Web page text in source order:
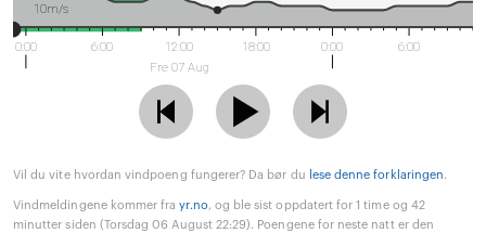
0:00 6:00
12:00
Fre 07 Aug
18:00 0:00 6:00
10m/s
Vil du vite hvordan vindpoeng fungerer? Da bør du lese denne forklaringen.
Vindmeldingene kommer frayr.no, og ble sist oppdatert for 1 time og 42
minutter siden (Torsdag 06 August 22:29). Poengene for neste natt er den